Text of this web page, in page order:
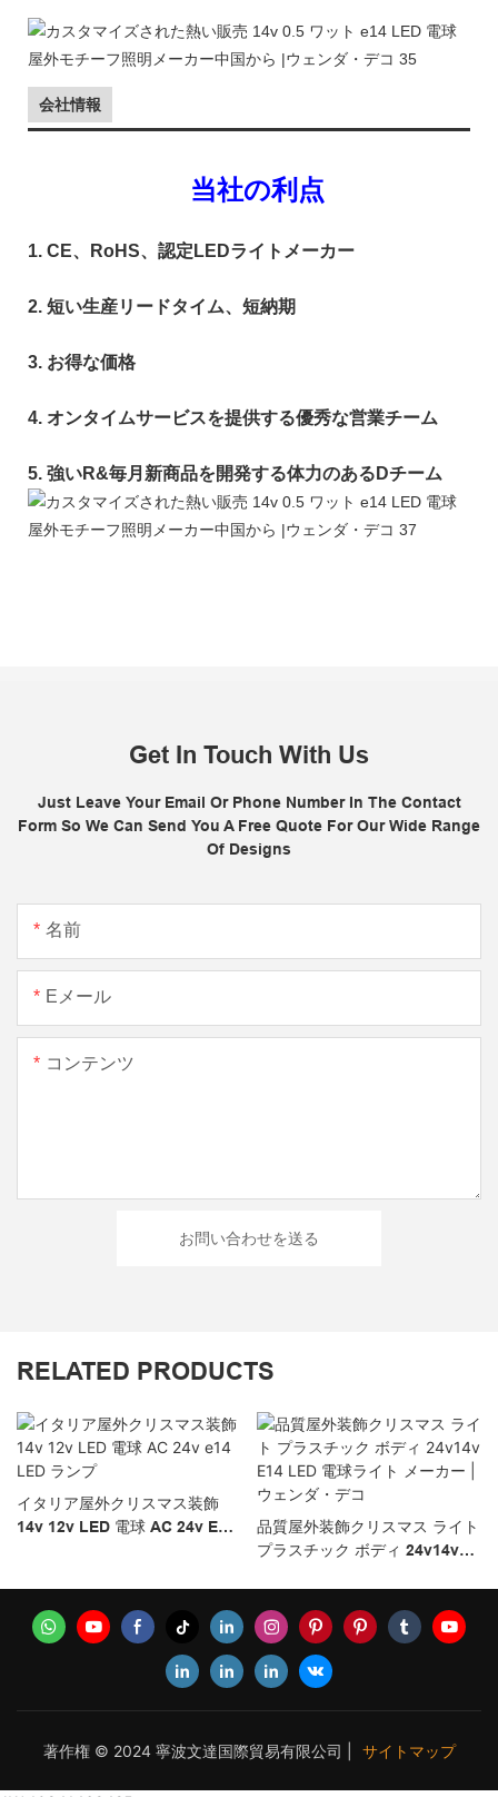
会社情報
当社の利点
1. CE、RoHS、認定LEDライトメーカー
2. 短い生産リードタイム、短納期
3. お得な価格
4. オンタイムサービスを提供する優秀な営業チーム
5. 強いR&毎月新商品を開発する体力のあるDチーム
Get In Touch With Us
Just Leave Your Email Or Phone Number In The Contact
Form So We Can Send You A Free Quote For Our Wide Range
Of Designs
名前
Eメール
コンテンツ
お問い合わせを送る
RELATED PRODUCTS
イタリア屋外クリスマス装飾
14v 12v LED 電球 AC 24v E14
品質屋外装飾クリスマス ライト
プラスチック ボディ 24v14v
著作権 © 2024 寧波文達国際貿易有限公司 | サイトマップ